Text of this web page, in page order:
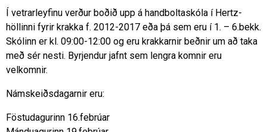
Í vetrarleyfinu verður boðið upp á handboltaskóla í Hertz-
höllinni fyrir krakka f. 2012-2017 eða þá sem eru í 1. – 6.bekk.
Skólinn er kl. 09:00-12:00 og eru krakkarnir beðnir um að taka
með sér nesti. Byrjendur jafnt sem lengra komnir eru
velkomnir.
Námskeiðsdagarnir eru:
Föstudagurinn 16.febrúar